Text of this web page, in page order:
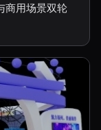
商用场景双轮